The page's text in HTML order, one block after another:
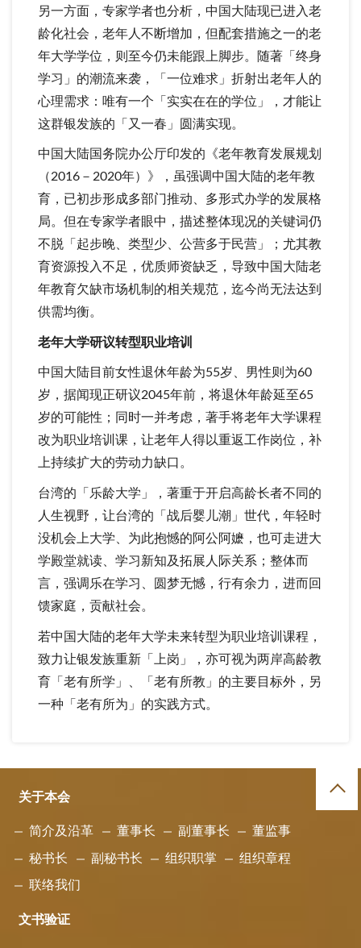
另一方面，专家学者也分析，中国大陆现已进入老
龄化社会，老年人不断增加，但配套措施之一的老
年大学学位，则至今仍未能跟上脚步。随著「终身
学习」的潮流来袭，「一位难求」折射出老年人的
心理需求：唯有一个「实实在在的学位」，才能让
这群银发族的「又一春」圆满实现。
中国大陆国务院办公厅印发的《老年教育发展规划
（2016－2020年）》，虽强调中国大陆的老年教
育，已初步形成多部门推动、多形式办学的发展格
局。但在专家学者眼中，描述整体现况的关键词仍
不脱「起步晚、类型少、公营多于民营」；尤其教
育资源投入不足，优质师资缺乏，导致中国大陆老
年教育欠缺市场机制的相关规范，迄今尚无法达到
供需均衡。
老年大学研议转型职业培训
中国大陆目前女性退休年龄为55岁、男性则为60
岁，据闻现正研议2045年前，将退休年龄延至65
岁的可能性；同时一并考虑，著手将老年大学课程
改为职业培训课，让老年人得以重返工作岗位，补
上持续扩大的劳动力缺口。
台湾的「乐龄大学」，著重于开启高龄长者不同的
人生视野，让台湾的「战后婴儿潮」世代，年轻时
没机会上大学、为此抱憾的阿公阿嬷，也可走进大
学殿堂就读、学习新知及拓展人际关系；整体而
言，强调乐在学习、圆梦无憾，行有余力，进而回
馈家庭，贡献社会。
若中国大陆的老年大学未来转型为职业培训课程，
致力让银发族重新「上岗」，亦可视为两岸高龄教
育「老有所学」、「老有所教」的主要目标外，另
一种「老有所为」的实践方式。
关于本会
简介及沿革 董事长 副董事长 董监事
秘书长 副秘书长 组织职掌 组织章程
联络我们
文书验证